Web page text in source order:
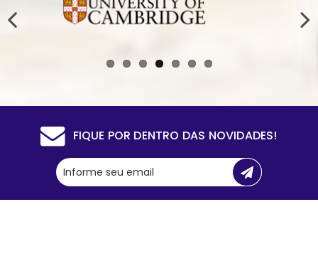
FIQUE POR DENTRO DAS NOVIDADES!